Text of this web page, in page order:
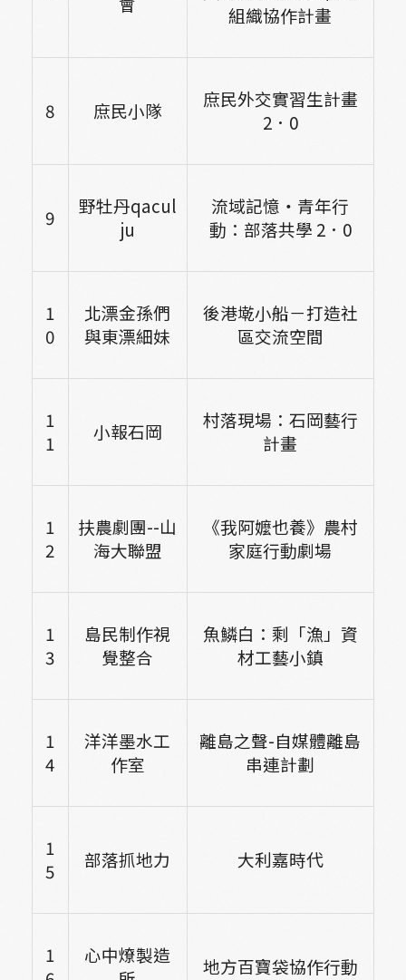
組織協作計畫
8 庶民小隊
庶民外交實習生計畫
2．0
9
野牡丹qacul
ju
流域記憶・青年行
動：部落共學 2．0
1
0
北漂金孫們
與東漂細妹
後港墘小船－打造社
區交流空間
1
1
小報石岡
村落現場：石岡藝行
計畫
1
2
扶農劇團--山
海大聯盟
《我阿嬤也養》農村
家庭行動劇場
1
3
島民制作視
覺整合
魚鱗白：剩「漁」資
材工藝小鎮
1
4
洋洋墨水工
作室
離島之聲-自媒體離島
串連計劃
1
5
部落抓地力 大利嘉時代
1
心中燎製造
地方百寶袋協作行動